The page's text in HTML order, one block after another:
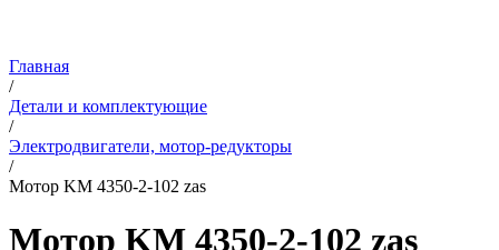
Главная
/
Детали и комплектующие
/
Электродвигатели, мотор-редукторы
/
Мотор KM 4350-2-102 zas
Мотор KM 4350-2-102 zas